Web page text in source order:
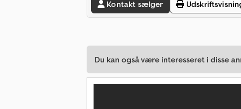
Kontakt sælger
Du kan også være interesseret i disse